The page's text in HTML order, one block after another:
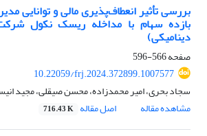
بررسی تأثیر انعطاف‌پذیری مالی و توانایی
بازده سهام با مداخله ریسک نکول
دینامیکی)
صفحه566-596
10.22059/frj.2024.372899.1007577
سجاد بحری، امیر محمدزاده، محسن صیقلی، مجید
مشاهده مقاله
اصل مقاله 716.43 K